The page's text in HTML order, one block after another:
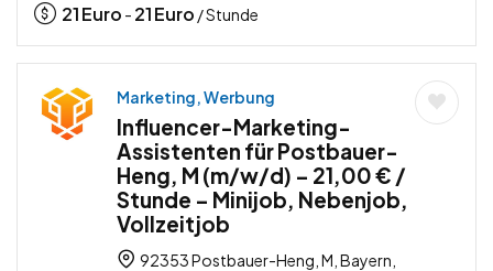
21Euro - 21Euro / Stunde
Marketing, Werbung
Influencer-Marketing-
Assistenten für Postbauer-
Heng, M (m/w/d) – 21,00 € /
Stunde – Minijob, Nebenjob,
Vollzeitjob
92353 Postbauer-Heng, M, Bayern,